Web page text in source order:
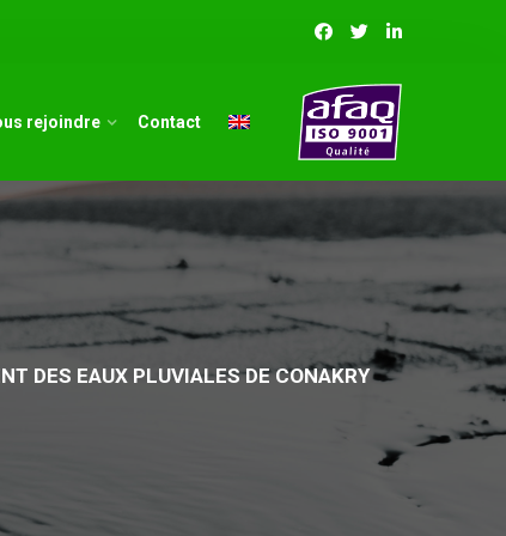
rejoindre Contact
DES EAUX PLUVIALES DE CONAKRY